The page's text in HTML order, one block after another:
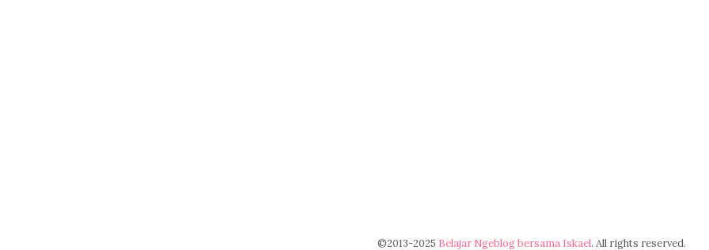
©2013-2025 Belajar Ngeblog bersama Iskael. All rights reserved.